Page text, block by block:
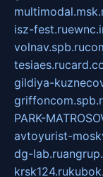
isz-fest.ru
volnav.spb.ru
tesiaes.ru
gildiya-
PARK-
avtoyurist-
dg-lab.ru
krsk124.ru